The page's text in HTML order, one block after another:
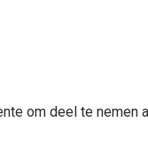
om deel te nemen